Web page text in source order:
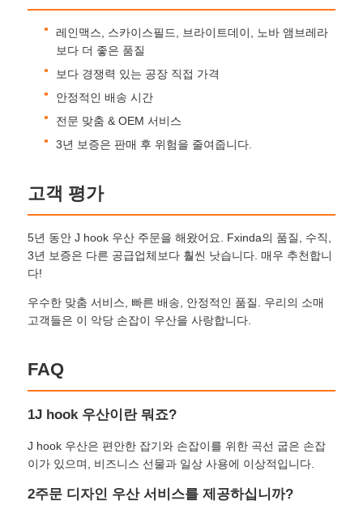
자외선 저항 우산
어린이용 우산
레인맥스, 스카이스필드, 브라이트데이, 노바 앰브레라
보다 더 좋은 품질
보다 경쟁력 있는 공장 직접 가격
안정적인 배송 시간
전문 맞춤 & OEM 서비스
3년 보증은 판매 후 위험을 줄여줍니다.
고객 평가
5년 동안 J hook 우산 주문을 해왔어요. Fxinda의 품질, 수직,
3년 보증은 다른 공급업체보다 훨씬 낫습니다. 매우 추천합니
다!
우수한 맞춤 서비스, 빠른 배송, 안정적인 품질. 우리의 소매
고객들은 이 악당 손잡이 우산을 사랑합니다.
FAQ
1J hook 우산이란 뭐죠?
J hook 우산은 편안한 잡기와 손잡이를 위한 곡선 굽은 손잡
이가 있으며, 비즈니스 선물과 일상 사용에 이상적입니다.
2주문 디자인 우산 서비스를 제공하십니까?